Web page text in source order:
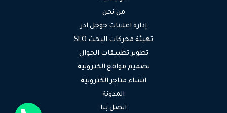
من نحن
إدارة اعلانات جوجل ادز
تهيئة محركات البحث SEO
تطوير تطبيقات الجوال
تصميم مواقع الكترونية
انشاء متاجر الكترونية
المدونة
اتصل بنا
جوال